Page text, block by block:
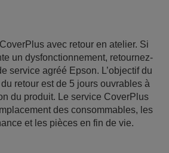
avec retour en atelier. Si
un dysfonctionnement, retournez-
service agréé Epson. L’objectif du
retour est de 5 jours ouvrables à
du produit. Le service CoverPlus
des consommables, les
et les pièces en fin de vie.